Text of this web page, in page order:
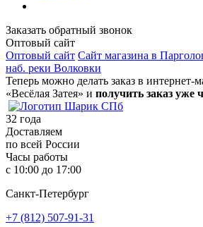
Заказать обратный звонок
Оптовый сайт
Оптовый сайт Сайт магазина в
наб. реки Волковки
Теперь можно делать заказ в интернет-
«Весёлая Затея» и получить заказ уже
32 года
Доставляем
по всей России
Часы работы
с 10:00 до 17:00
Санкт-Петербург
+7 (812) 507-91-31